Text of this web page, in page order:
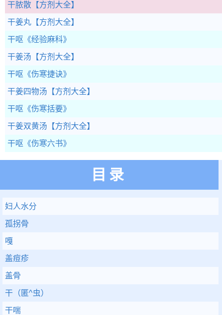
干脓散 【方剂大全】
干姜丸 【方剂大全】
干呕 《经验麻科》
干姜汤 【方剂大全】
干呕 《伤寒捷诀》
干姜四物汤 【方剂大全】
干呕 《伤寒括要》
干姜双黄汤 【方剂大全】
干呕 《伤寒六书》
目录
妇人水分
孤拐骨
嘎
盖痘疹
盖骨
干（匿^虫）
干喘